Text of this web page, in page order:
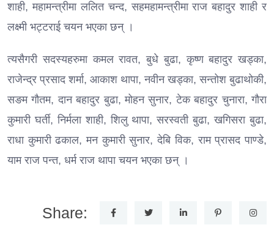
शाही, महामन्त्रीमा ललित चन्द, सहमहामन्त्रीमा राज बहादुर शाही र
लक्ष्मी भट्टराई चयन भएका छन् ।
त्यसैगरी सदस्यहरुमा कमल रावत, बुधे बुढा, कृष्ण बहादुर खड्का,
राजेन्द्र प्रसाद शर्मा, आकाश थापा, नवीन खड्का, सन्तोश बुढाथोकी,
सङम गौतम, दान बहादुर बुढा, मोहन सुनार, टेक बहादुर चुनारा, गौरा
कुमारी घर्ती, निर्मला शाही, शिलु थापा, सरस्वती बुढा, खगिसरा बुढा,
राधा कुमारी ढकाल, मन कुमारी सुनार, देबि विक, राम प्रासद पाण्डे,
याम राज पन्त, धर्म राज थापा चयन भएका छन् ।
Share: